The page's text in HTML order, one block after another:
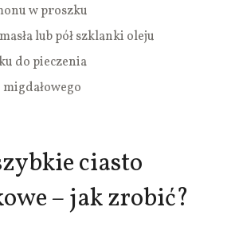
w proszku
lub pół szklanki oleju
do pieczenia
ciasto
– jak zrobić?